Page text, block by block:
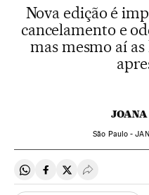
Nova edição é
cancelamento e
mas mesmo aí
São Paulo -JAN
Compartir en Whatsapp
Compartir en
Compartir en
Desplegar